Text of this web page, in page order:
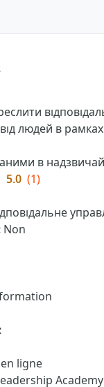
людей в рамках
в
5.0 (1)
Non
:
ligne
Academy